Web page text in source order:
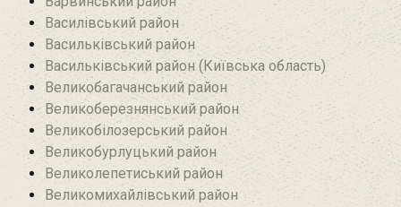
Василівський район
Васильківський район
Васильківський район (Київська область)
Великобагачанський район
Великоберезнянський район
Великобілозерський район‎
Великобурлуцький район
Великолепетиський район
Великомихайлівський район‎